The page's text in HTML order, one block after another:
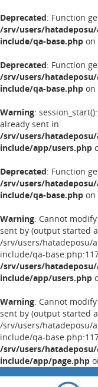
Deprecated: Function
/srv/users/
include/qa-base.php on
Deprecated: Function
/srv/users/
include/qa-base.php on
Warning:
already sent in
/srv/users/
include/app/users.php
Deprecated: Function
/srv/users/
include/qa-base.php on
Warning: Cannot
sent by (output started
/srv/users/hatadeposu/
include/qa-
/srv/users/
include/app/users.php
Warning: Cannot
sent by (output started
/srv/users/hatadeposu/
include/qa-
/srv/users/
include/app/page.php